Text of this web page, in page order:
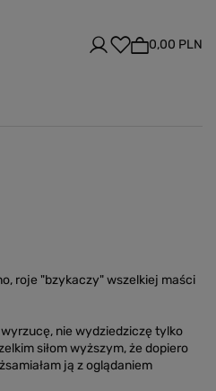
0,00 PLN
roje "bzykaczy" wszelkiej maści
wyrzucę, nie wydziedziczę tylko
siłom wyższym, że dopiero
ją z oglądaniem